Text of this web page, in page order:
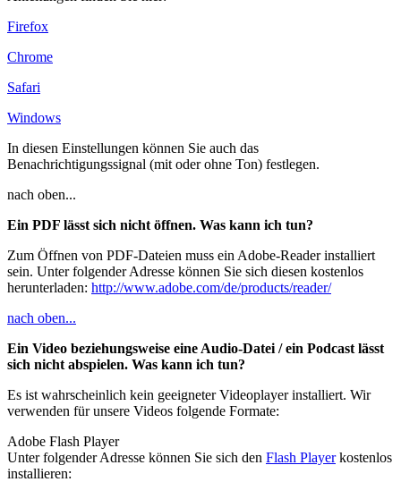
Firefox
Chrome
Safari
Windows
In diesen Einstellungen können Sie auch das
Benachrichtigungssignal (mit oder ohne Ton) festlegen.
nach oben...
Ein PDF lässt sich nicht öffnen. Was kann ich tun?
Zum Öffnen von PDF-Dateien muss ein Adobe-Reader installiert
sein. Unter folgender Adresse können Sie sich diesen kostenlos
herunterladen: http://www.adobe.com/de/products/reader/
nach oben...
Ein Video beziehungsweise eine Audio-Datei / ein Podcast lässt
sich nicht abspielen. Was kann ich tun?
Es ist wahrscheinlich kein geeigneter Videoplayer installiert. Wir
verwenden für unsere Videos folgende Formate:
Adobe Flash Player
Unter folgender Adresse können Sie sich den Flash Playerkostenlos
installieren: